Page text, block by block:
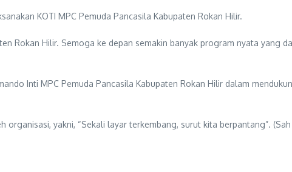
KOTI MPC Pemuda Pancasila Kabupaten Rokan Hilir.
Rokan Hilir. Semoga ke depan semakin banyak program nyata yang
Inti MPC Pemuda Pancasila Kabupaten Rokan Hilir dalam
yakni, “Sekali layar terkembang, surut kita berpantang”. (Sah